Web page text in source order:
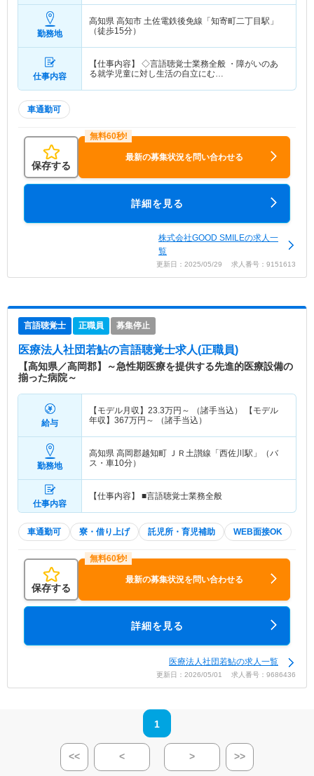
勤務地
高知県 高知市 土佐電鉄後免線「知寄町二丁目駅」
（徒歩15分）
仕事内容
【仕事内容】 ◇言語聴覚士業務全般 ・障がいのあ
る就学児童に対し生活の自立にむ…
車通勤可
保存する
最新の募集状況を問い合わせる
詳細を見る
株式会社GOOD SMILEの求人一
覧
更新日：2025/05/29 求人番号：9151613
言語聴覚士 正職員 募集停止
医療法人社団若鮎の言語聴覚士求人(正職員)
【高知県／高岡郡】～急性期医療を提供する先進的医療設備の
揃った病院～
給与
【モデル月収】 23.3万円～
（諸手当込） 【モデル
年収】 367万円～ （諸手当込）
勤務地
高知県 高岡郡越知町 ＪＲ土讃線「西佐川駅」（バ
ス・車10分）
仕事内容
【仕事内容】 ■言語聴覚士業務全般
車通勤可 寮・借り上げ 託児所・育児補助 WEB面接OK
保存する
最新の募集状況を問い合わせる
詳細を見る
医療法人社団若鮎の求人一覧
更新日：2026/05/01 求人番号：9686436
1
<< < > >>